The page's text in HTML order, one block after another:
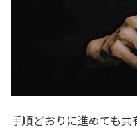
手順どおりに進めても